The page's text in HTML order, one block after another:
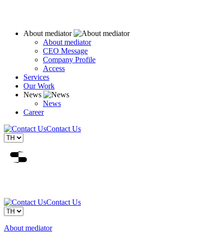
About mediator
About mediator
CEO Message
Company Profile
Access
Services
Our Work
News
News
Career
Contact Us
Contact Us
About mediator